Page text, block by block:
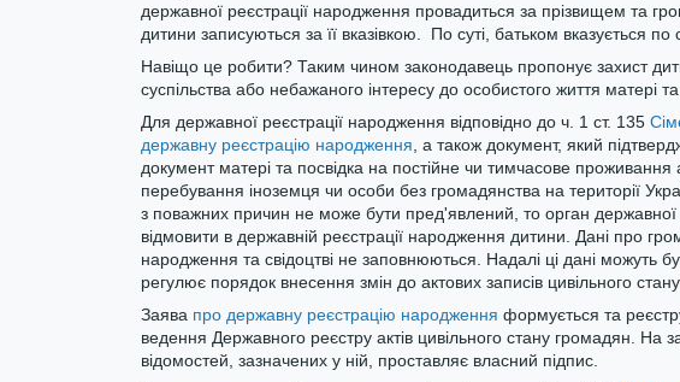
державної реєстрації народження провадиться за прізвищем та
дитини записуються за її вказівкою. По суті, батьком вказується по
Навіщо це робити? Таким чином законодавець пропонує захист
суспільства або небажаного інтересу до особистого життя матері
Для державної реєстрації народження відповідно до ч. 1 ст. 135
державну реєстрацію народження , а також документ, який
документ матері та посвідка на постійне чи тимчасове
перебування іноземця чи особи без громадянства на території
з поважних причин не може бути пред'явлений, то орган державної
відмовити в державній реєстрації народження дитини. Дані про
народження та свідоцтві не заповнюються. Надалі ці дані можуть
регулює порядок внесення змін до актових записів цивільного стану.
Заява про державну реєстрацію народження формується та
ведення Державного реєстру актів цивільного стану громадян. На
відомостей, зазначених у ній, проставляє власний підпис.